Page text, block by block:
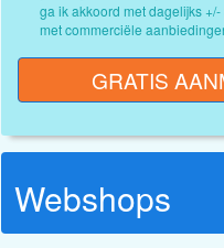
ga ik akkoord met dagelijks +/- 3 mails
met commerciële
GRATIS
Webshops